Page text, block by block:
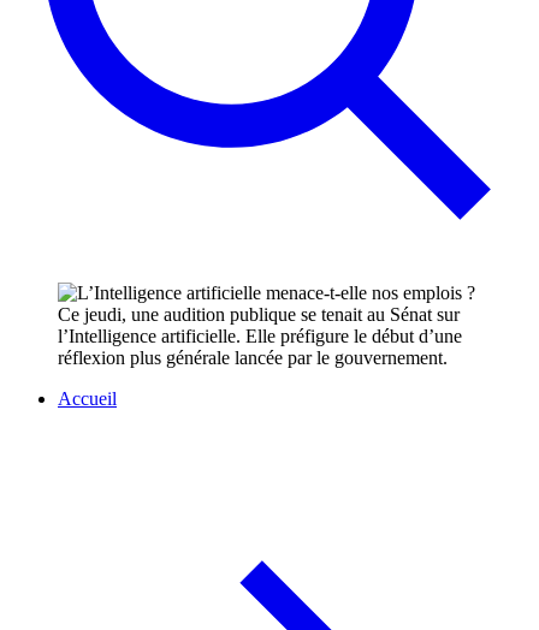
Ce jeudi, une audition publique se tenait au Sénat sur
l’Intelligence artificielle. Elle préfigure le début d’une
réflexion plus générale lancée par le gouvernement.
Accueil